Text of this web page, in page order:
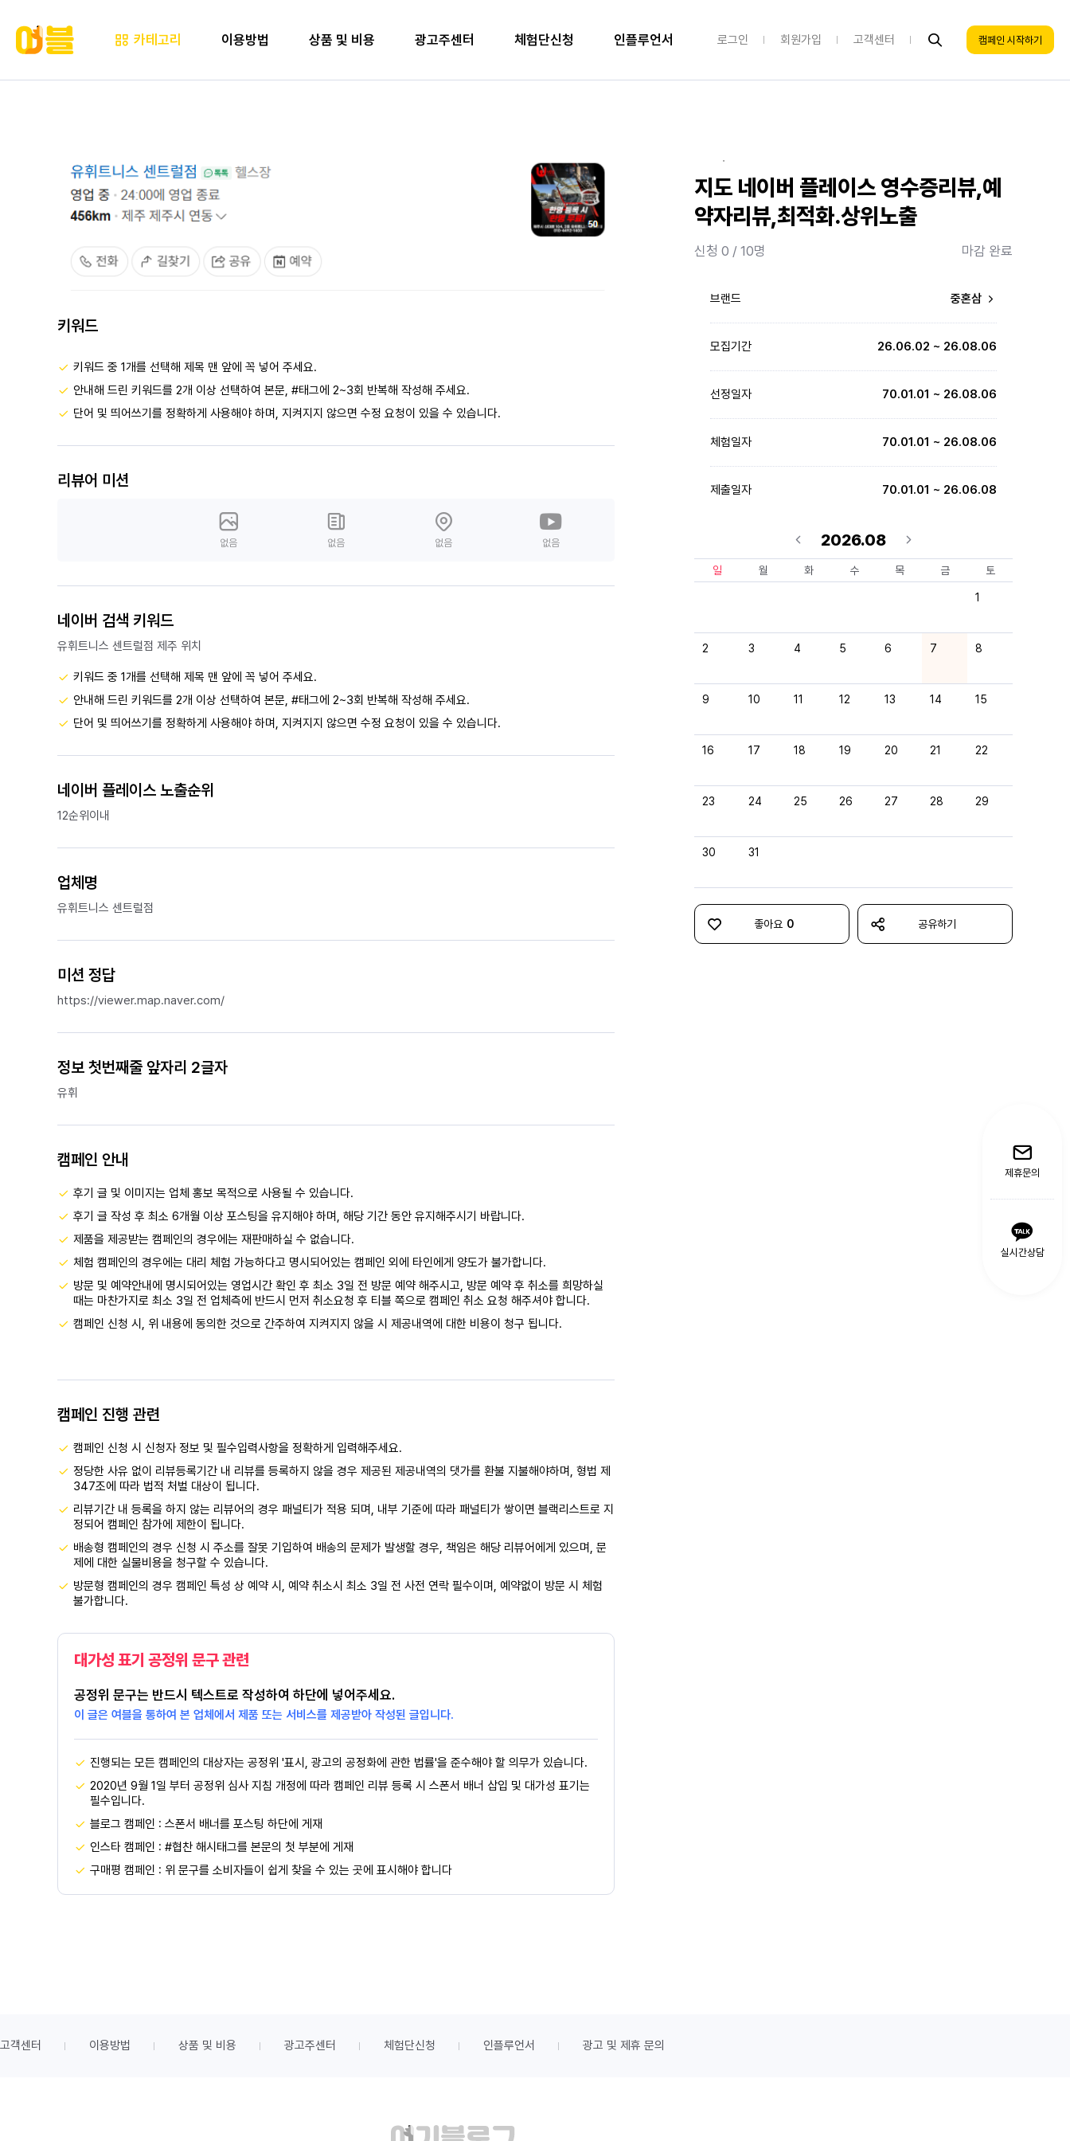
카테고리 이용방법 상품 및 비용 광고주센터 체험단신청 인플루언서 로그인 회원가입 고객센터 캠페인 시작하기
제휴문의
실시간상담
·
지도 네이버 플레이스 영수증리뷰,예
약자리뷰,최적화.상위노출
신청 0 / 10명 마감 완료
브랜드 중혼삼
모집기간 26.06.02 ~ 26.08.06
선정일자 70.01.01 ~ 26.08.06
체험일자 70.01.01 ~ 26.08.06
제출일자 70.01.01 ~ 26.06.08
2026.08
일 월 화 수 목 금 토
1
2 3 4 5 6 7 8
9 10 11 12 13 14 15
16 17 18 19 20 21 22
23 24 25 26 27 28 29
30 31
좋아요 0 공유하기
키워드
키워드 중 1개를 선택해 제목 맨 앞에 꼭 넣어 주세요.
안내해 드린 키워드를 2개 이상 선택하여 본문, #태그에 2~3회 반복해 작성해 주세요.
단어 및 띄어쓰기를 정확하게 사용해야 하며, 지켜지지 않으면 수정 요청이 있을 수 있습니다.
리뷰어 미션
없음 없음 없음 없음
네이버 검색 키워드
유휘트니스 센트럴점 제주 위치
키워드 중 1개를 선택해 제목 맨 앞에 꼭 넣어 주세요.
안내해 드린 키워드를 2개 이상 선택하여 본문, #태그에 2~3회 반복해 작성해 주세요.
단어 및 띄어쓰기를 정확하게 사용해야 하며, 지켜지지 않으면 수정 요청이 있을 수 있습니다.
네이버 플레이스 노출순위
12순위이내
업체명
유휘트니스 센트럴점
미션 정답
https://viewer.map.naver.com/
정보 첫번째줄 앞자리 2글자
유휘
캠페인 안내
후기 글 및 이미지는 업체 홍보 목적으로 사용될 수 있습니다.
후기 글 작성 후 최소 6개월 이상 포스팅을 유지해야 하며, 해당 기간 동안 유지해주시기 바랍니다.
제품을 제공받는 캠페인의 경우에는 재판매하실 수 없습니다.
체험 캠페인의 경우에는 대리 체험 가능하다고 명시되어있는 캠페인 외에 타인에게 양도가 불가합니다.
방문 및 예약안내에 명시되어있는 영업시간 확인 후 최소 3일 전 방문 예약 해주시고, 방문 예약 후 취소를 희망하실
때는 마찬가지로 최소 3일 전 업체측에 반드시 먼저 취소요청 후 티블 쪽으로 캠페인 취소 요청 해주셔야 합니다.
캠페인 신청 시, 위 내용에 동의한 것으로 간주하여 지켜지지 않을 시 제공내역에 대한 비용이 청구 됩니다.
캠페인 진행 관련
캠페인 신청 시 신청자 정보 및 필수입력사항을 정확하게 입력해주세요.
정당한 사유 없이 리뷰등록기간 내 리뷰를 등록하지 않을 경우 제공된 제공내역의 댓가를 환불 지불해야하며, 형법 제
347조에 따라 법적 처벌 대상이 됩니다.
리뷰기간 내 등록을 하지 않는 리뷰어의 경우 패널티가 적용 되며, 내부 기준에 따라 패널티가 쌓이면 블랙리스트로 지
정되어 캠페인 참가에 제한이 됩니다.
배송형 캠페인의 경우 신청 시 주소를 잘못 기입하여 배송의 문제가 발생할 경우, 책임은 해당 리뷰어에게 있으며, 문
제에 대한 실물비용을 청구할 수 있습니다.
방문형 캠페인의 경우 캠페인 특성 상 예약 시, 예약 취소시 최소 3일 전 사전 연락 필수이며, 예약없이 방문 시 체험
불가합니다.
대가성 표기 공정위 문구 관련
공정위 문구는 반드시 텍스트로 작성하여 하단에 넣어주세요.
이 글은 여블을 통하여 본 업체에서 제품 또는 서비스를 제공받아 작성된 글입니다.
진행되는 모든 캠페인의 대상자는 공정위 '표시, 광고의 공정화에 관한 법률'을 준수해야 할 의무가 있습니다.
2020년 9월 1일 부터 공정위 심사 지침 개정에 따라 캠페인 리뷰 등록 시 스폰서 배너 삽입 및 대가성 표기는
필수입니다.
블로그 캠페인 : 스폰서 배너를 포스팅 하단에 게재
인스타 캠페인 : #협찬 해시태그를 본문의 첫 부분에 게재
구매평 캠페인 : 위 문구를 소비자들이 쉽게 찾을 수 있는 곳에 표시해야 합니다
고객센터 이용방법 상품 및 비용 광고주센터 체험단신청 인플루언서 광고 및 제휴 문의